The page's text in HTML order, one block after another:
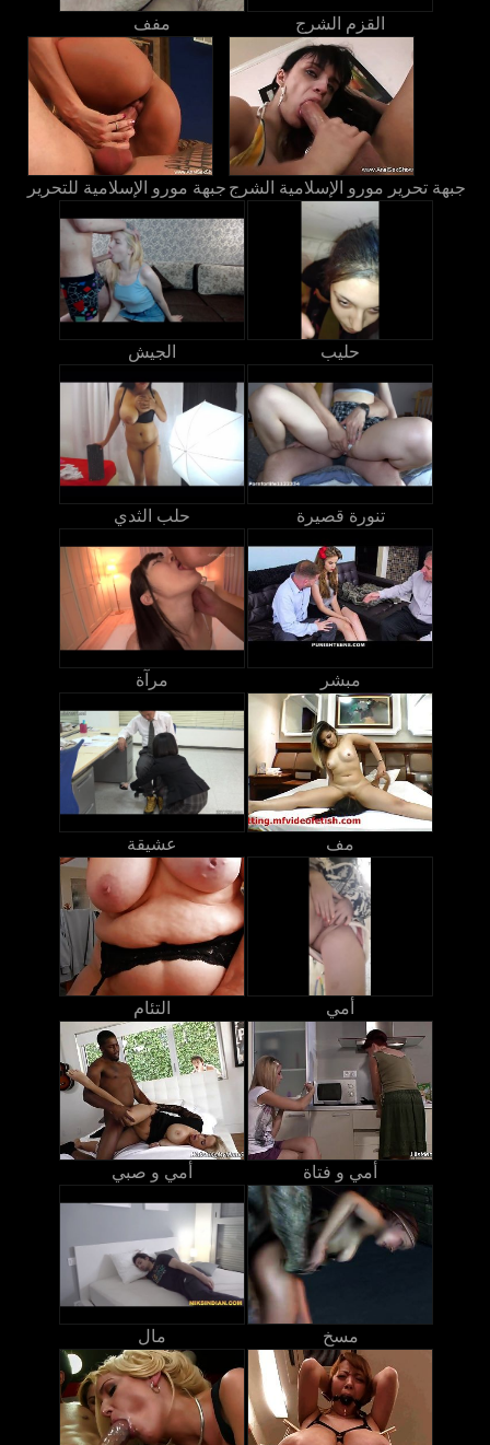
مفف القزم الشرج
جبهة مورو الإسلامية للتحرير جبهة تحرير مورو الإسلامية الشرج
الجيش حليب
حلب الثدي تنورة قصيرة
مرآة مبشر
عشيقة مف
التئام أمي
أمي و صبي أمي و فتاة
مال مسخ